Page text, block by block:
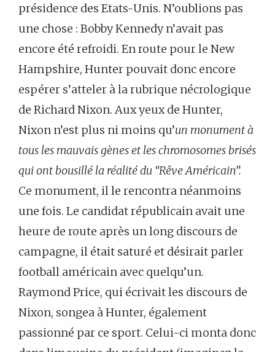
présidence des Etats-Unis. N’oublions pas
une chose : Bobby Kennedy n’avait pas
encore été refroidi. En route pour le New
Hampshire, Hunter pouvait donc encore
espérer s’atteler à la rubrique nécrologique
de Richard Nixon. Aux yeux de Hunter,
Nixon n’est plus ni moins qu’un monument à
tous les mauvais gènes et les chromosomes brisés
qui ont bousillé la réalité du “Rêve Américain”.
Ce monument, il le rencontra néanmoins
une fois. Le candidat républicain avait une
heure de route après un long discours de
campagne, il était saturé et désirait parler
football américain avec quelqu’un.
Raymond Price, qui écrivait les discours de
Nixon, songea à Hunter, également
passionné par ce sport. Celui-ci monta donc